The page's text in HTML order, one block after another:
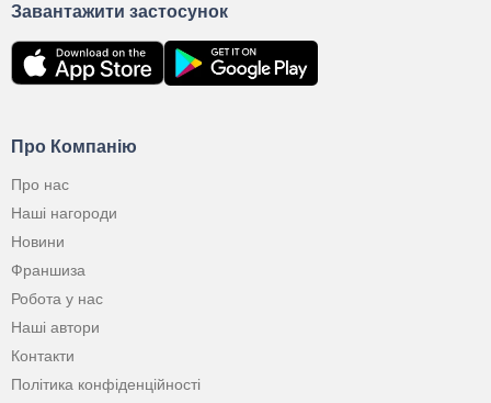
Про Компанію
Про нас
Наші нагороди
Новини
Франшиза
Робота у нас
Наші автори
Контакти
Політика конфіденційності
Завантажити застосунок